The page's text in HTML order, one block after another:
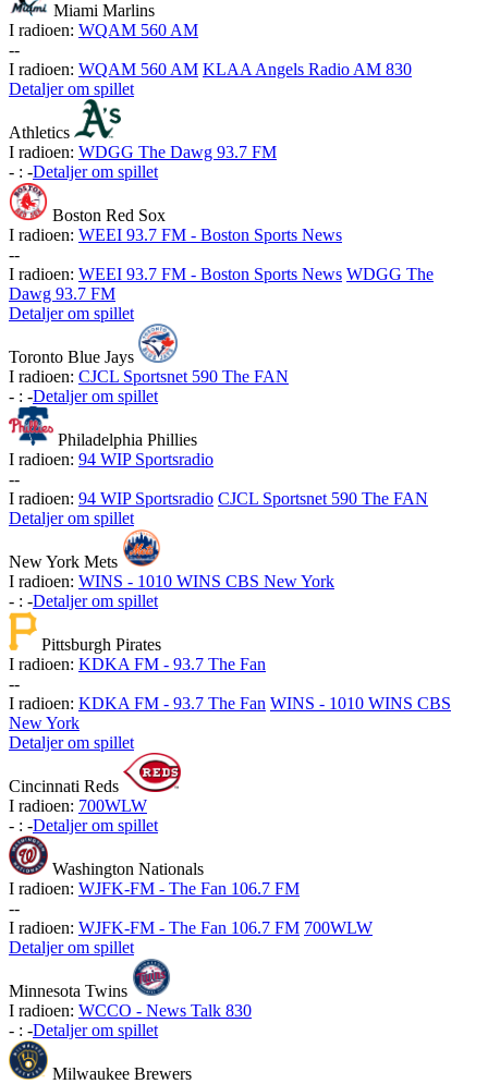
Miami Marlins
I radioen: WQAM 560 AM
--
I radioen: WQAM 560 AM KLAA Angels Radio AM 830
Detaljer om spillet
Athletics
I radioen: WDGG The Dawg 93.7 FM
- : -Detaljer om spillet
Boston Red Sox
I radioen: WEEI 93.7 FM - Boston Sports News
--
I radioen: WEEI 93.7 FM - Boston Sports News WDGG The
Dawg 93.7 FM
Detaljer om spillet
Toronto Blue Jays
I radioen: CJCL Sportsnet 590 The FAN
- : -Detaljer om spillet
Philadelphia Phillies
I radioen: 94 WIP Sportsradio
--
I radioen: 94 WIP Sportsradio CJCL Sportsnet 590 The FAN
Detaljer om spillet
New York Mets
I radioen: WINS - 1010 WINS CBS New York
- : -Detaljer om spillet
Pittsburgh Pirates
I radioen: KDKA FM - 93.7 The Fan
--
I radioen: KDKA FM - 93.7 The Fan WINS - 1010 WINS CBS
New York
Detaljer om spillet
Cincinnati Reds
I radioen: 700WLW
- : -Detaljer om spillet
Washington Nationals
I radioen: WJFK-FM - The Fan 106.7 FM
--
I radioen: WJFK-FM - The Fan 106.7 FM 700WLW
Detaljer om spillet
Minnesota Twins
I radioen: WCCO - News Talk 830
- : -Detaljer om spillet
Milwaukee Brewers